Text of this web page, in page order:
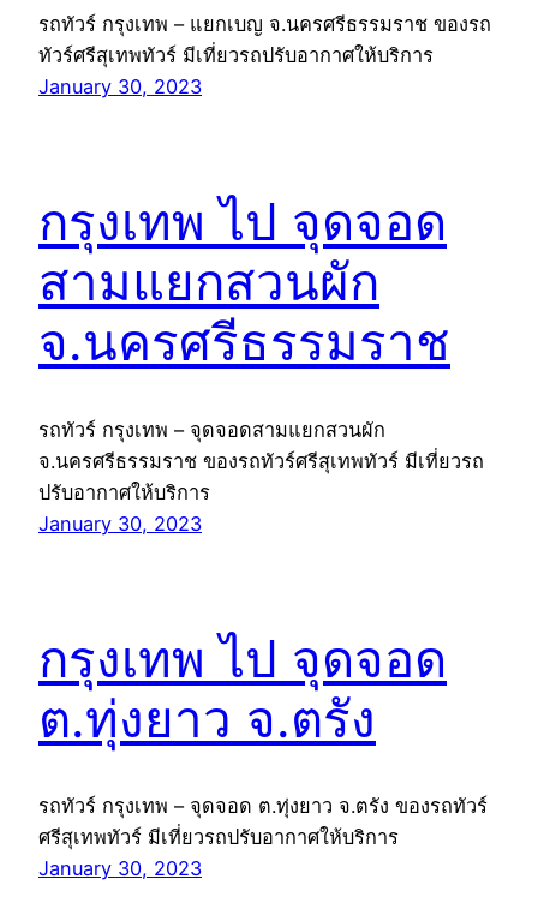
รถทัวร์ กรุงเทพ – แยกเบญ จ.นครศรีธรรมราช ของรถ
ทัวร์ศรีสุเทพทัวร์ มีเที่ยวรถปรับอากาศให้บริการ
January 30, 2023
กรุงเทพ ไป จุดจอด
สามแยกสวนผัก
จ.นครศรีธรรมราช
รถทัวร์ กรุงเทพ – จุดจอดสามแยกสวนผัก
จ.นครศรีธรรมราช ของรถทัวร์ศรีสุเทพทัวร์ มีเที่ยวรถ
ปรับอากาศให้บริการ
January 30, 2023
กรุงเทพ ไป จุดจอด
ต.ทุ่งยาว จ.ตรัง
รถทัวร์ กรุงเทพ – จุดจอด ต.ทุ่งยาว จ.ตรัง ของรถทัวร์
ศรีสุเทพทัวร์ มีเที่ยวรถปรับอากาศให้บริการ
January 30, 2023